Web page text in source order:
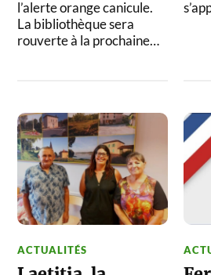
l’alerte orange canicule.
La bibliothèque sera
rouverte à la prochaine…
ACTUALITÉS